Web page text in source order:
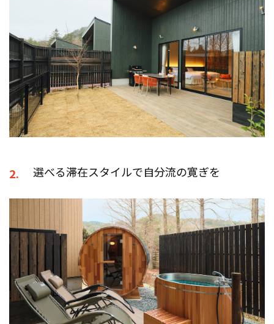
2. 選べる滞在スタイルで自分流の寛ぎを